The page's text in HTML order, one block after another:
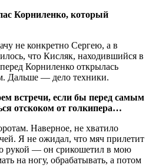
Корниленко, который
не конкретно Сергею, а в
что Кисляк, находившийся в
Корниленко открылась
Дальше — дело техники.
встречи, если бы перед самым
отскоком от голкипера…
Наверное, не хватило
Я не ожидал, что мяч прилетит
рукой — он срикошетил в мою
на ногу, обрабатывать, а потом